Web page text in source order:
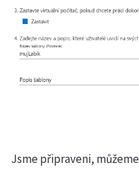
Jsme připraveni,